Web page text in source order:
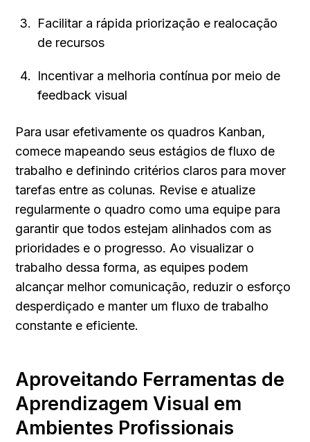
Facilitar a rápida priorização e realocação
de recursos
Incentivar a melhoria contínua por meio de
feedback visual
Para usar efetivamente os quadros Kanban,
comece mapeando seus estágios de fluxo de
trabalho e definindo critérios claros para mover
tarefas entre as colunas. Revise e atualize
regularmente o quadro como uma equipe para
garantir que todos estejam alinhados com as
prioridades e o progresso. Ao visualizar o
trabalho dessa forma, as equipes podem
alcançar melhor comunicação, reduzir o esforço
desperdiçado e manter um fluxo de trabalho
constante e eficiente.
Aproveitando Ferramentas de
Aprendizagem Visual em
Ambientes Profissionais